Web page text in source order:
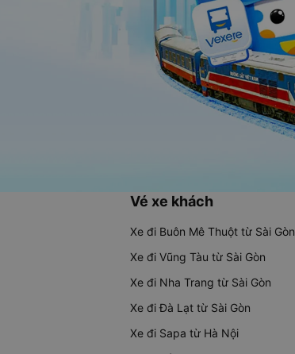
Vé xe khách
Xe đi Buôn Mê Thuột từ Sài Gòn
Xe đi Vũng Tàu từ Sài Gòn
Xe đi Nha Trang từ Sài Gòn
Xe đi Đà Lạt từ Sài Gòn
Xe đi Sapa từ Hà Nội